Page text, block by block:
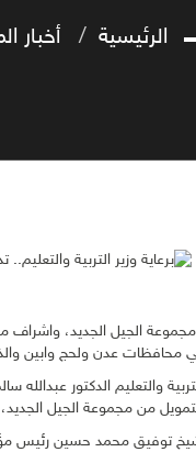
الرئيسية أخبار
الجيل الجديد، واشراف
محافظات عدن ولحج وابين
من مجموعة الجيل
توفيق محمد حسين رئيس